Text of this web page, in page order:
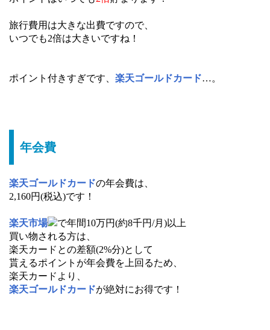
旅行費用は大きな出費ですので、
いつでも2倍は大きいですね！
ポイント付きすぎです、 楽天ゴールドカード…。
年会費
楽天ゴールドカードの年会費は、
2,160円(税込)です！
楽天市場
で年間10万円(約8千円/月)以上
買い物される方は、
楽天カードとの差額(2%分)として
貰えるポイントが年会費を上回るため、
楽天カードより、
楽天ゴールドカードが絶対にお得です！